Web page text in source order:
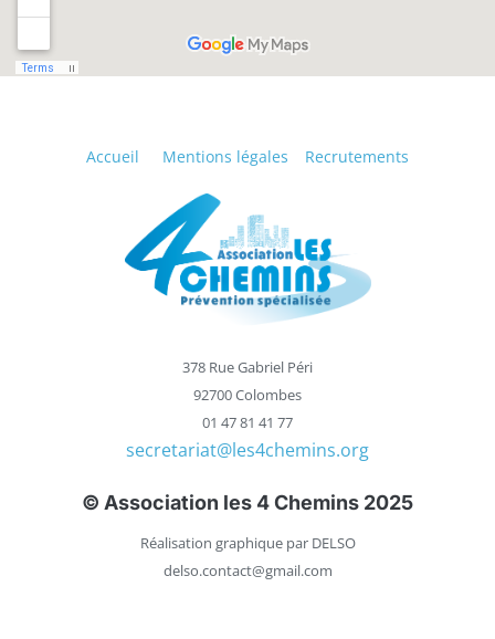
Accueil Mentions légales Recrutements
378 Rue Gabriel Péri
92700 Colombes
01 47 81 41 77
secretariat@les4chemins.org
© Association les 4 Chemins 2025
Réalisation graphique par DELSO
delso.contact@gmail.com